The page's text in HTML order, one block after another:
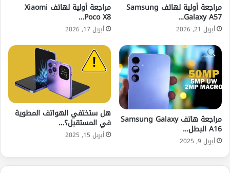
مراجعة أولية لهاتف Samsung
Galaxy A57…
أبريل 21, 2026
مراجعة أولية لهاتف Xiaomi
Poco X8…
أبريل 17, 2026
مراجعة هاتف Samsung Galaxy
A16 البطل…
أبريل 9, 2025
هل ستختفي الهواتف المطوية
في المستقبل؟…
أبريل 15, 2025